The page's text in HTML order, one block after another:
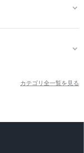
カテゴリ全一覧を見る